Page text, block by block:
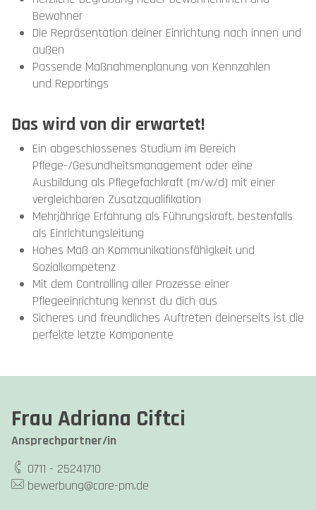
Bewohner
Die Repräsentation deiner Einrichtung nach innen und
außen
Passende Maßnahmenplanung von Kennzahlen
und Reportings
Das wird von dir erwartet!
Ein abgeschlossenes Studium im Bereich
Pflege-/Gesundheitsmanagement oder eine
Ausbildung als Pflegefachkraft (m/w/d) mit einer
vergleichbaren Zusatzqualifikation
Mehrjährige Erfahrung als Führungskraft, bestenfalls
als Einrichtungsleitung
Hohes Maß an Kommunikationsfähigkeit und
Sozialkompetenz
Mit dem Controlling aller Prozesse einer
Pflegeeinrichtung kennst du dich aus
Sicheres und freundliches Auftreten deinerseits ist die
perfekte letzte Komponente
Frau Adriana Ciftci
Ansprechpartner/in
0711 - 25241710
bewerbung@care-pm.de